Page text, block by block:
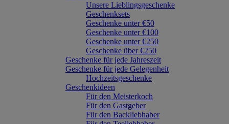
Unsere Lieblingsgeschenke
Geschenksets
Geschenke unter €50
Geschenke unter €100
Geschenke unter €250
Geschenke über €250
Geschenke für jede Jahreszeit
Geschenke für jede Gelegenheit
Hochzeitsgeschenke
Geschenkideen
Für den Meisterkoch
Für den Gastgeber
Für den Backliebhaber